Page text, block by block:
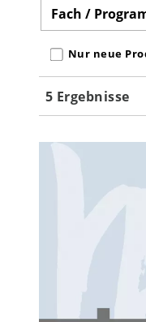
Nur neue
Fach /
5 Ergebnisse